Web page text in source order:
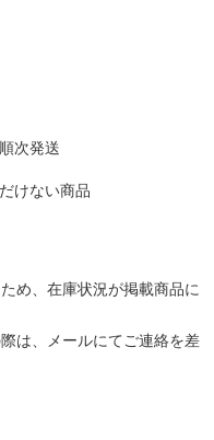
次発送
けない商品
め、在庫状況が掲載商品に
は、メールにてご連絡を差